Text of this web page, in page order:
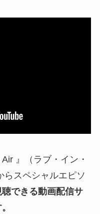
』（ラブ・イン・
らスペシャルエピソ
できる動画配信サ